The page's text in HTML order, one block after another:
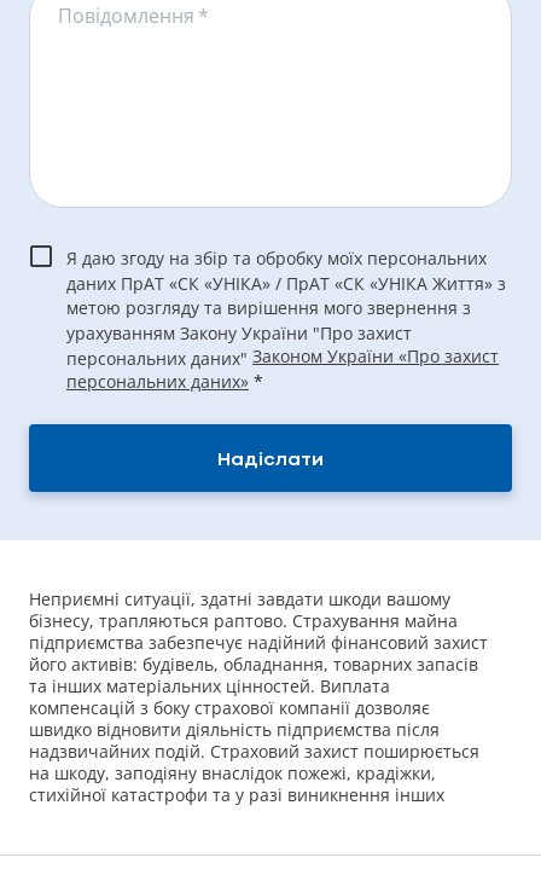
Повідомлення *
Я даю згоду на збір та обробку моїх персональних
даних ПрАТ «СК «УНІКА» / ПрАТ «СК «УНІКА Життя» з
метою розгляду та вирішення мого звернення з
урахуванням Закону України "Про захист
персональних даних" Законом України «Про захист
персональних даних» *
Надіслати
Неприємні ситуації, здатні завдати шкоди вашому
бізнесу, трапляються раптово. Страхування майна
підприємства забезпечує надійний фінансовий захист
його активів: будівель, обладнання, товарних запасів
та інших матеріальних цінностей. Виплата
компенсацій з боку страхової компанії дозволяє
швидко відновити діяльність підприємства після
надзвичайних подій. Страховий захист поширюється
на шкоду, заподіяну внаслідок пожежі, крадіжки,
стихійної катастрофи та у разі виникнення інших